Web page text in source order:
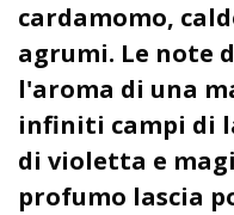
cardamomo,
agrumi. Le note
l'aroma di una
infiniti campi di
di violetta e
profumo lascia